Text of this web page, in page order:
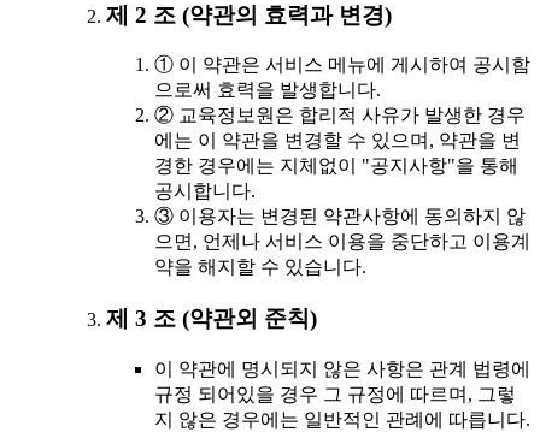
제 2 조 (약관의 효력과 변경)
① 이 약관은 서비스 메뉴에 게시하여 공시함
으로써 효력을 발생합니다.
② 교육정보원은 합리적 사유가 발생한 경우
에는 이 약관을 변경할 수 있으며, 약관을 변
경한 경우에는 지체없이 "공지사항"을 통해
공시합니다.
③ 이용자는 변경된 약관사항에 동의하지 않
으면, 언제나 서비스 이용을 중단하고 이용계
약을 해지할 수 있습니다.
제 3 조 (약관외 준칙)
이 약관에 명시되지 않은 사항은 관계 법령에
규정 되어있을 경우 그 규정에 따르며, 그렇
지 않은 경우에는 일반적인 관례에 따릅니다.